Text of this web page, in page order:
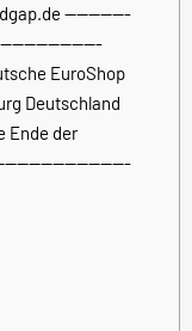
-----------
EuroShop
Deutschland
Ende der